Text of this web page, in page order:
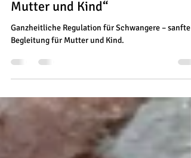
Schmerzregulation für
Schwangere – Entspannung für
Mutter und Kind“
Ganzheitliche Regulation für Schwangere – sanfte